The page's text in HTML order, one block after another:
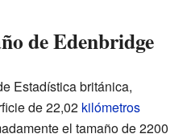
de Edenbridge
Estadística británica,
de 22,02 kilómetros
el tamaño de 2200